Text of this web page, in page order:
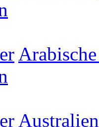
Australien